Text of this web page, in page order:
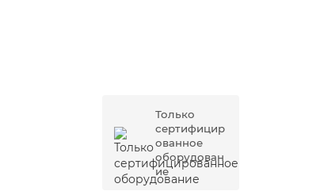
Только
сертифицир
ованное
оборудован
ие